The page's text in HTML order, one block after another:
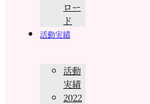
ロー
ド
活動実績
活動
実績
2022